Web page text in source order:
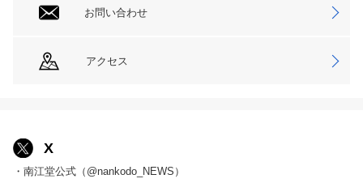
お問い合わせ
アクセス
X
・南江堂公式（@nankodo_NEWS）